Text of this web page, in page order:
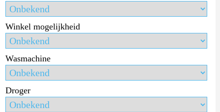
Winkel mogelijkheid
Wasmachine
Droger